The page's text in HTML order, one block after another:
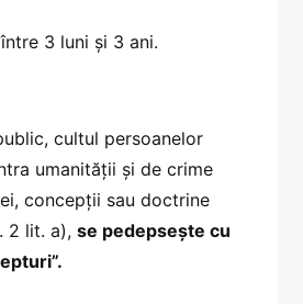
3 luni și 3 ani.
cultul persoanelor
umanității și de crime
concepții sau doctrine
2 lit. a), se pedepsește cu